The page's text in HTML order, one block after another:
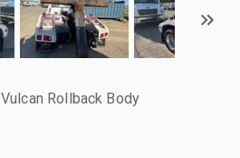
Vulcan Rollback Body